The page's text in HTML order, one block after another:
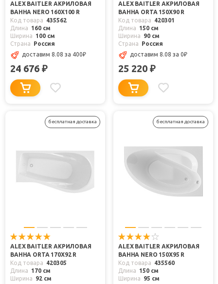
ALEX BAITLER АКРИЛОВАЯ
ВАННА NERO 160X100 R
Код товара
435562
Длина
160 см
Ширина
100 см
Страна
Россия
доставим 8.08 за 400₽
24 676 ₽
ALEX BAITLER АКРИЛОВАЯ
ВАННА ORTA 150Х90 R
Код товара
420301
Длина
150 см
Ширина
90 см
Страна
Россия
доставим 8.08 за 0₽
25 220 ₽
бесплатная доставка
ALEX BAITLER АКРИЛОВАЯ
ВАННА ORTA 170Х92 R
Код товара
420305
Длина
170 см
Ширина
92 см
бесплатная доставка
ALEX BAITLER АКРИЛОВАЯ
ВАННА NERO 150X95 R
Код товара
435560
Длина
150 см
Ширина
95 см